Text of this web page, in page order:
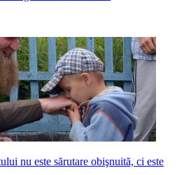
nu este sărutare obişnuită, ci este